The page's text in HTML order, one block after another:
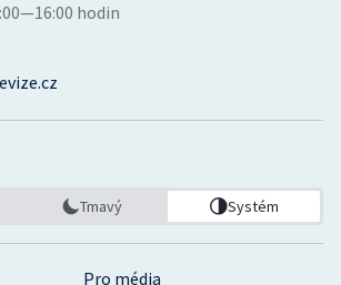
Pro média
hodin
Tmavý Systém